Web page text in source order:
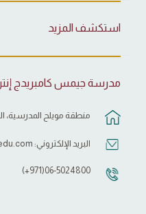
استكشف المزيد
مدرسة جيمس كامبريدج
منطقة مويلح المدرسية،
البريد الإلكتروني:
06-5024800(971+)